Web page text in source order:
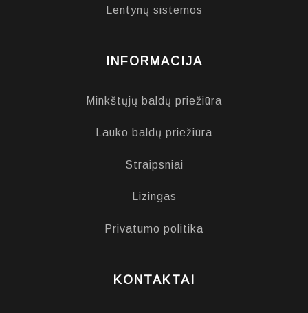
Lentynų sistemos
INFORMACIJA
Minkštųjų baldų priežiūra
Lauko baldų priežiūra
Straipsniai
Lizingas
Privatumo politika
KONTAKTAI